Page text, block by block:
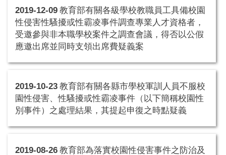
2019-12-09 教育部有關各級學校教職員工具備校園
性侵害性騷擾或性霸凌事件調查專業人才資格者，
受邀參與非本職學校案件之調查會議，得否以公假
應邀出席並同時支領出席費疑義案
2019-10-23 教育部有關各縣市學校軍訓人員不服校
園性侵害、性騷擾或性霸凌事件（以下簡稱校園性
別事件）之處理結果，其提起申復之時點疑義
2019-08-26 教育部為落實校園性侵害事件之防治及